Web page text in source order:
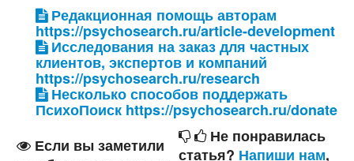
Редакционная помощь авторам
https://psychosearch.ru/article-development
Исследования на заказ для частных
клиентов, экспертов и компаний
https://psychosearch.ru/research
Несколько способов поддержать
ПсихоПоиск https://psychosearch.ru/donate
Если вы заметили
Не понравилась
статья? Напиши нам,